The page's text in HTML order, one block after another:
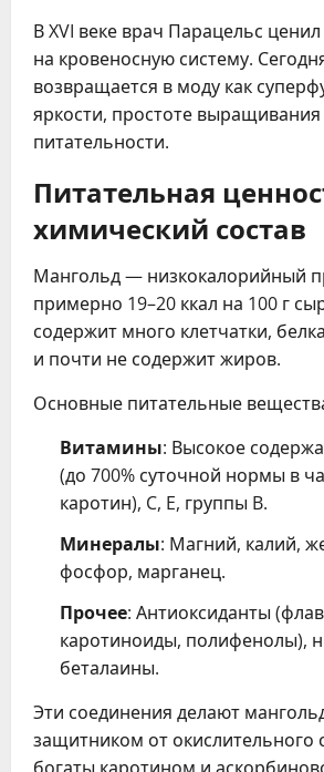
В XVI веке врач Парацельс
на кровеносную систему.
возвращается в моду как
яркости, простоте выращивания
питательности.
Питательная
химический состав
Мангольд — низкокалорийный
примерно 19–20 ккал на 100 г
содержит много клетчатки,
и почти не содержит жиров.
Основные питательные
Витамины: Высокое
(до 700% суточной нормы в
каротин), C, E, группы B.
Минералы: Магний, калий,
фосфор, марганец.
Прочее: Антиоксиданты
каротиноиды, полифенолы),
беталаины.
Эти соединения делают
защитником от окислительного